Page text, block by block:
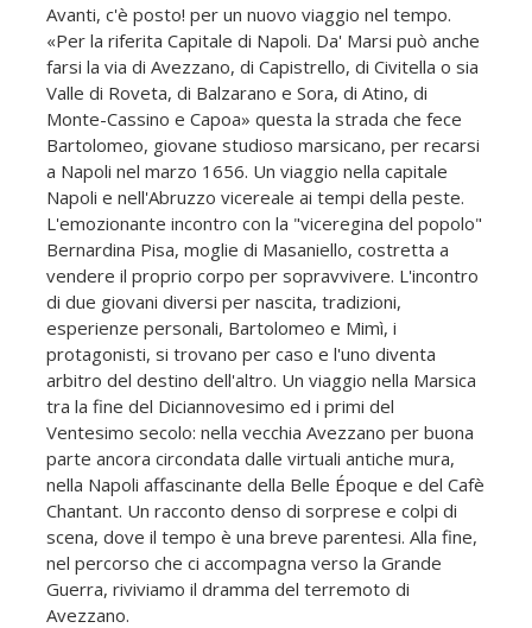
Avanti, c'è posto! per un nuovo viaggio nel tempo.
«Per la riferita Capitale di Napoli. Da' Marsi può anche
farsi la via di Avezzano, di Capistrello, di Civitella o sia
Valle di Roveta, di Balzarano e Sora, di Atino, di
Monte-Cassino e Capoa» questa la strada che fece
Bartolomeo, giovane studioso marsicano, per recarsi
a Napoli nel marzo 1656. Un viaggio nella capitale
Napoli e nell'Abruzzo vicereale ai tempi della peste.
L'emozionante incontro con la "viceregina del popolo"
Bernardina Pisa, moglie di Masaniello, costretta a
vendere il proprio corpo per sopravvivere. L'incontro
di due giovani diversi per nascita, tradizioni,
esperienze personali, Bartolomeo e Mimì, i
protagonisti, si trovano per caso e l'uno diventa
arbitro del destino dell'altro. Un viaggio nella Marsica
tra la fine del Diciannovesimo ed i primi del
Ventesimo secolo: nella vecchia Avezzano per buona
parte ancora circondata dalle virtuali antiche mura,
nella Napoli affascinante della Belle Époque e del Cafè
Chantant. Un racconto denso di sorprese e colpi di
scena, dove il tempo è una breve parentesi. Alla fine,
nel percorso che ci accompagna verso la Grande
Guerra, riviviamo il dramma del terremoto di
Avezzano.